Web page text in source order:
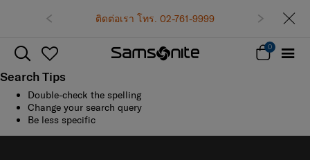
ติดต่อเรา โทร. 02-761-9999
0
Search Tips
Double-check the spelling
Change your search query
Be less specific